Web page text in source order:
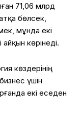
71,06 млрд
бөлсек,
мұнда екі
көрінеді.
көздерінің
үшін
екі еседен